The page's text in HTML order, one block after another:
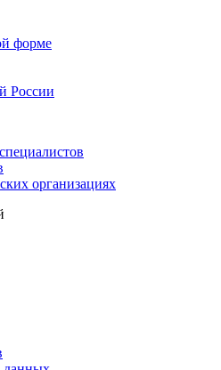
форме
России
организациях